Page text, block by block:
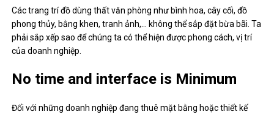
Các trang trí đồ dùng thất văn phòng như bình hoa, cây cối, đồ
phong thủy, bằng khen, tranh ảnh,… không thể sắp đặt bừa bãi. Ta
phải sắp xếp sao để chúng ta có thể hiện được phong cách, vị trí
của doanh nghiệp.
No time and interface is Minimum
Đối với những doanh nghiệp đang thuê mặt bằng hoặc thiết kế